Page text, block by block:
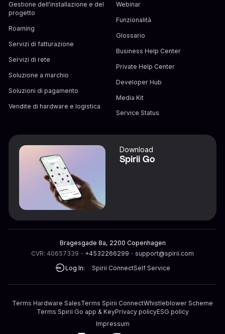
Gestione dell'installazione e del
progetto
Roaming
Servizi di fatturazione
Servizi di rete
Soluzione a marchio
Soluzioni di pagamento
Vendite di hardware e logistica
Webinar
Funzionalità
Glossario
Business Help Center
Private Help Center
Developer Hub
Media Kit
Service Status
Download
Spirii Go
Bragesgade 8a, 2200 Copenhagen
CVR: 40657339 ・ +4532266299 ・ support@spirii.com
Log In:
Spirii ConnectSelf Service
Terms Hardware SalesTerms Spirii ConnectWhistleblower Scheme
Terms Spirii Go app & KeyPrivacy policyESG policy
Impressum